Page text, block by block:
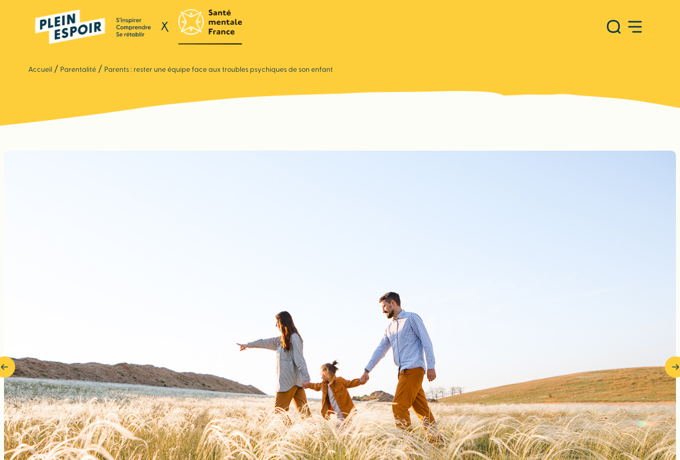
Accueil / Parentalité / Parents : rester une équipe face aux troubles psychiques de son enfant